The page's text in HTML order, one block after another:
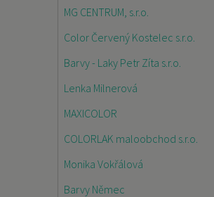
MG CENTRUM, s.r.o.
Color Červený Kostelec s.r.o.
Barvy - Laky Petr Zíta s.r.o.
Lenka Milnerová
MAXICOLOR
COLORLAK maloobchod s.r.o.
Monika Vokřálová
Barvy Němec